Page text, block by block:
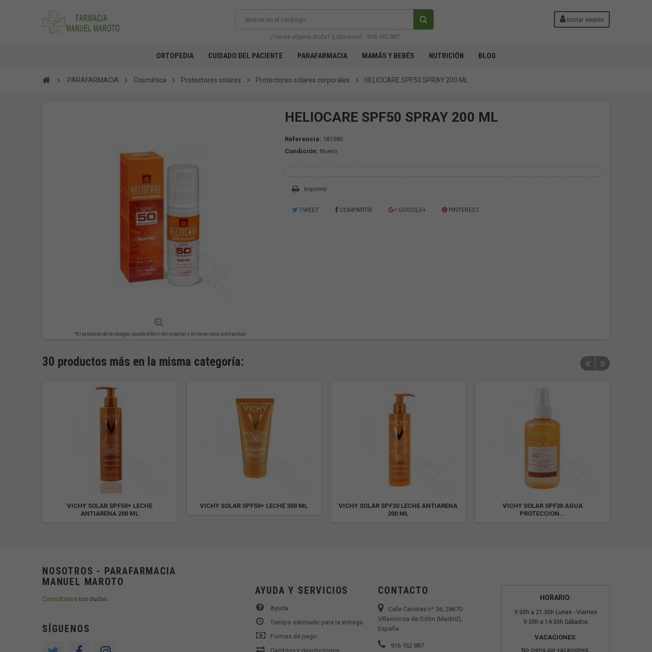
Iniciar sesión
¿Tienes alguna duda? ¡Llámanos! 916 162 887
ORTOPEDIA CUIDADO DEL PACIENTE PARAFARMACIA MAMÁS Y BEBÉS NUTRICIÓN BLOG
PARAFARMACIA Cosmética Protectores solares Protectores solares corporales HELIOCARE SPF50 SPRAY 200 ML
*El producto de la imagen puede diferir del original y no tiene valor contractual
HELIOCARE SPF50 SPRAY 200 ML
Referencia: 181380
Condición: Nuevo
Imprimir
TWEET COMPARTIR GOOGLE+ PINTEREST
30 productos más en la misma categoría:
VICHY SOLAR SPF50+ LECHE
ANTIARENA 200 ML
VICHY SOLAR SPF50+ LECHE 300 ML
VICHY SOLAR SPF30 LECHE ANTIARENA
200 ML
VICHY SOLAR SPF30 AGUA
PROTECCION...
NOSOTROS - PARAFARMACIA
MANUEL MAROTO
Consúltanostus dudas.
SÍGUENOS
AYUDA Y SERVICIOS
Ayuda
Tiempo estimado para la entrega
Formas de pago
Cambios y devoluciones
CONTACTO
Calle Carretas nº 36, 28670
Villaviciosa de Odón (Madrid),
España
916 162 887
HORARIO:
9:30h a 21:30h Lunes - Viernes
9:30h a 14:30h Sábados
VACACIONES:
No cierra por vacaciones.